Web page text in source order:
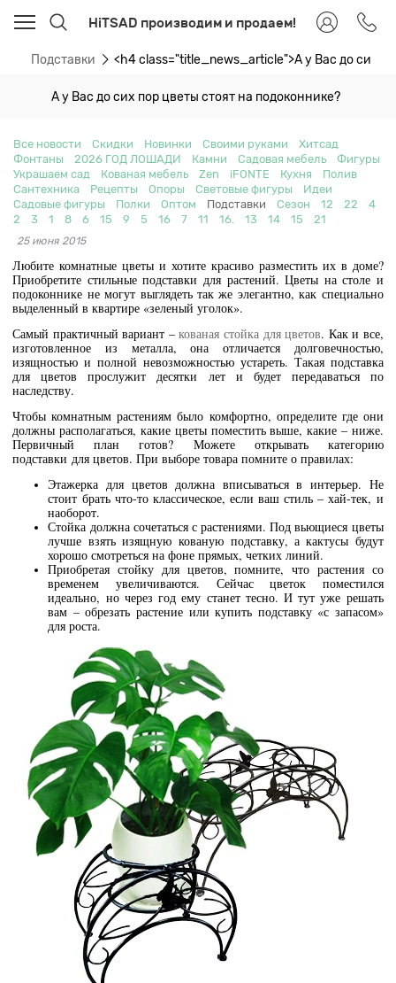
HiTSAD производим и продаем!
Подставки <h4 class="title_news_article">А у Вас до сих
А у Вас до сих пор цветы стоят на подоконнике?
Все новости Скидки Новинки Своими руками
Хитсад
Фонтаны
2026 ГОД ЛОШАДИ Камни Садовая мебель
Фигуры
Украшаем сад
Кованая мебель Zen iFONTE Кухня
Полив
Сантехника
Рецепты Опоры Световые фигуры
Идеи
Садовые фигуры
Полки Оптом Подставки Сезон 12 22
4
2
3 1 8 6 15 9 5 16 7 11 16. 13 14 15 21
25 июня 2015
Любите комнатные цветы и хотите красиво разместить их в доме?
Приобретите стильные подставки для растений. Цветы на столе и
подоконнике не могут выглядеть так же элегантно, как специально
выделенный в квартире «зеленый уголок».
Самый практичный вариант –кованая стойка для цветов. Как и все,
изготовленное из металла, она отличается долговечностью,
изящностью и полной невозможностью устареть. Такая подставка
для цветов прослужит десятки лет и будет передаваться по
наследству.
Чтобы комнатным растениям было комфортно, определите где они
должны располагаться, какие цветы поместить выше, какие – ниже.
Первичный план готов? Можете открывать категорию
подставки для цветов. При выборе товара помните о правилах:
Этажерка для цветов должна вписываться в интерьер. Не
стоит брать что-то классическое, если ваш стиль – хай-тек, и
наоборот.
Стойка должна сочетаться с растениями. Под вьющиеся цветы
лучше взять изящную кованую подставку, а кактусы будут
хорошо смотреться на фоне прямых, четких линий.
Приобретая стойку для цветов, помните, что растения со
временем увеличиваются. Сейчас цветок поместился
идеально, но через год ему станет тесно. И тут уже решать
вам – обрезать растение или купить подставку «с запасом»
для роста.